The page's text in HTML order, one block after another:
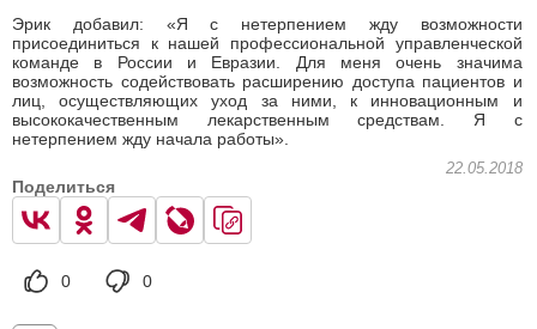
Эрик добавил: «Я с нетерпением жду возможности
присоединиться к нашей профессиональной управленческой
команде в России и Евразии. Для меня очень значима
возможность содействовать расширению доступа пациентов и
лиц, осуществляющих уход за ними, к инновационным и
высококачественным лекарственным средствам. Я с
нетерпением жду начала работы».
22.05.2018
Поделиться
0 0